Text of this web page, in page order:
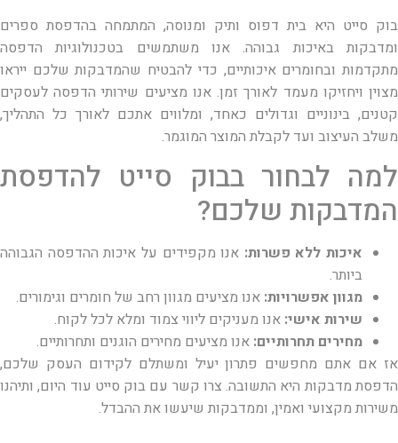
בוק סייט היא בית דפוס ותיק ומנוסה, המתמחה בהדפסת ספרים
ומדבקות באיכות גבוהה. אנו משתמשים בטכנולוגיות הדפסה
מתקדמות ובחומרים איכותיים, כדי להבטיח שהמדבקות שלכם ייראו
מצוין ויחזיקו מעמד לאורך זמן. אנו מציעים שירותי הדפסה לעסקים
קטנים, בינוניים וגדולים כאחד, ומלווים אתכם לאורך כל התהליך,
משלב העיצוב ועד לקבלת המוצר המוגמר.
למה לבחור בבוק סייט להדפסת
המדבקות שלכם?
איכות ללא פשרות: אנו מקפידים על איכות ההדפסה הגבוהה
ביותר.
מגוון אפשרויות: אנו מציעים מגוון רחב של חומרים וגימורים.
שירות אישי: אנו מעניקים ליווי צמוד ומלא לכל לקוח.
מחירים תחרותיים: אנו מציעים מחירים הוגנים ותחרותיים.
אז אם אתם מחפשים פתרון יעיל ומשתלם לקידום העסק שלכם,
הדפסת מדבקות היא התשובה. צרו קשר עם בוק סייט עוד היום, ותיהנו
משירות מקצועי ואמין, וממדבקות שיעשו את ההבדל.